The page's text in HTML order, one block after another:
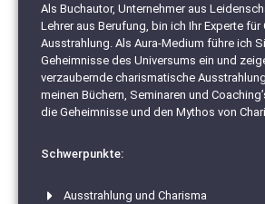
Als Buchautor, Unternehmer aus
Lehrer aus Berufung, bin ich Ihr Experte für
Ausstrahlung. Als Aura-Medium führe ich
Geheimnisse des Universums ein und
verzaubernde charismatische
meinen Büchern, Seminaren und
die Geheimnisse und den Mythos von
Schwerpunkte:
Ausstrahlung und Charisma